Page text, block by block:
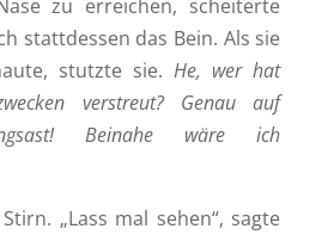
zu erreichen, scheiterte
stattdessen das Bein. Als sie
stutzte sie.He, wer hat
verstreut? Genau auf
Beinahe wäre ich
„Lass mal sehen“, sagte